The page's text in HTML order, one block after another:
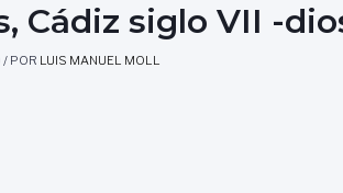
Cádiz siglo VII -
/ POR LUIS MANUEL MOLL